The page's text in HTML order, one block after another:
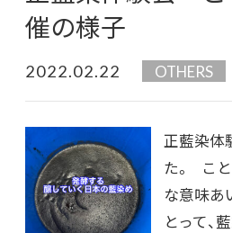
催の様子
2022.02.22 OTHERS
正藍染
た。 こと
な意味あ
とって、